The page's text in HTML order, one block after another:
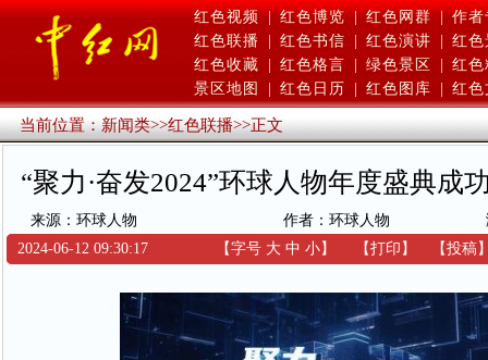
红色视频 | 红色博览 | 红色网群 | 作者
红色联播
红色书信 红色演讲
红色
红色收藏
红色格言 绿色景区
红色
景区地图
红色日历 红色图库 红色
当前位置：新闻类>>红色联播>>正文
“聚力·奋发2024”环球人物年度盛典成
来源：环球人物 作者：环球人物
2024-06-12 09:30:17
【字号 大 中 小】 【打印 】 【投稿